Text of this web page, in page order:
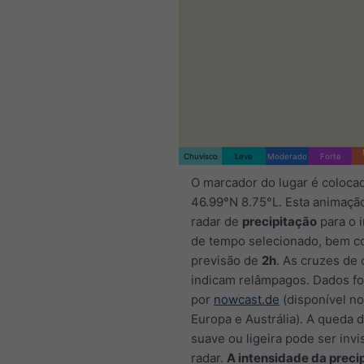
Chuvisco Leve Moderado Forte
O marcador do lugar é
46.99°N 8.75°L. Esta
radar de precipitação para o
de tempo selecionado, bem
previsão de 2h. As cruzes de
indicam relâmpagos. Dados
por nowcast.de (disponível
Europa e Austrália). A queda
suave ou ligeira pode ser
radar. A intensidade da